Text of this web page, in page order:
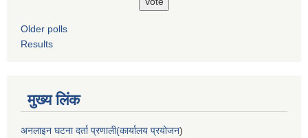
Older polls
Results
मुख्य लिंक
अनलाइन घटना दर्ता प्रणाली(कार्यालय प्रयोजन)